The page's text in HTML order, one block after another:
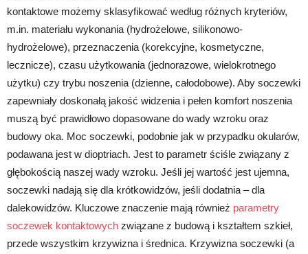
kontaktowe możemy sklasyfikować według różnych kryteriów,
m.in. materiału wykonania (hydrożelowe, silikonowo-
hydrożelowe), przeznaczenia (korekcyjne, kosmetyczne,
lecznicze), czasu użytkowania (jednorazowe, wielokrotnego
użytku) czy trybu noszenia (dzienne, całodobowe). Aby soczewki
zapewniały doskonałą jakość widzenia i pełen komfort noszenia
muszą być prawidłowo dopasowane do wady wzroku oraz
budowy oka. Moc soczewki, podobnie jak w przypadku okularów,
podawana jest w dioptriach. Jest to parametr ściśle związany z
głębokością naszej wady wzroku. Jeśli jej wartość jest ujemna,
soczewki nadają się dla krótkowidzów, jeśli dodatnia – dla
dalekowidzów. Kluczowe znaczenie mają również parametry
soczewek kontaktowych związane z budową i kształtem szkieł,
przede wszystkim krzywizna i średnica. Krzywizna soczewki (a